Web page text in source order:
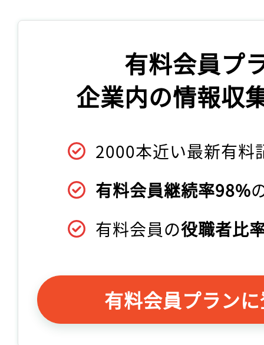
有料会員プ
企業内の情報収
2000本近い最新有料
有料会員継続率98%
有料会員の役職者比
有料会員プラン